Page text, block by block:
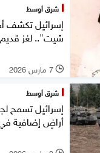
شرق أوسط
إسرائيل تكشف
شيت".. لغز قديم
l 7 مارس 2026
شرق أوسط
إسرائيل تسمح
أراضٍ إضافية في